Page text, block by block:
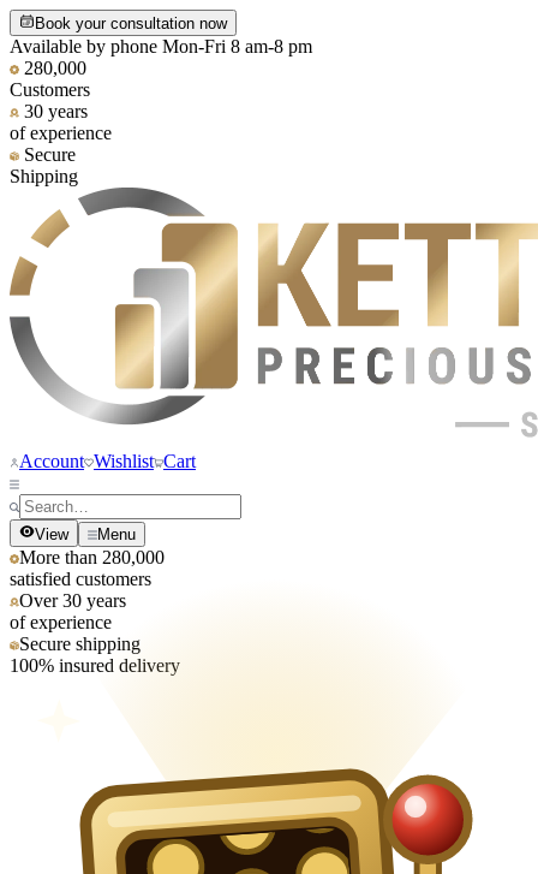
Book your consultation now
Available by phone Mon-Fri 8 am-8 pm
280,000
Customers
30 years
of experience
Secure
Shipping
Account Wishlist Cart
View Menu
More than 280,000
satisfied customers
Over 30 years
of experience
Secure shipping
100% insured delivery